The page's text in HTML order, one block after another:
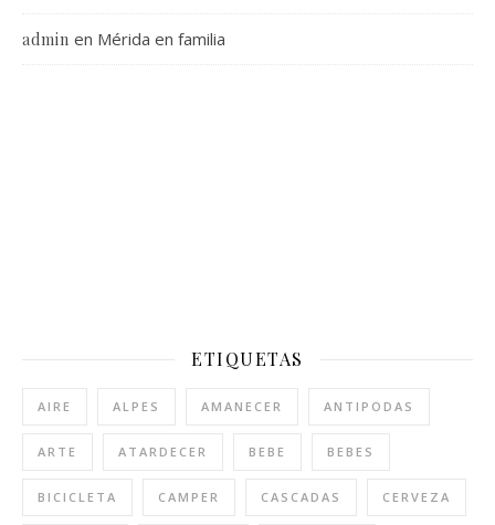
admin en Mérida en familia
ETIQUETAS
AIRE ALPES AMANECER ANTIPODAS
ARTE ATARDECER BEBE BEBES
BICICLETA CAMPER CASCADAS CERVEZA